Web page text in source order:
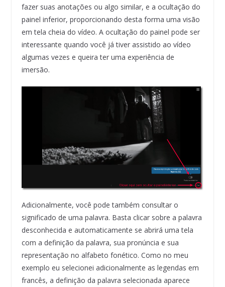
fazer suas anotações ou algo similar, e a ocultação do
painel inferior, proporcionando desta forma uma visão
em tela cheia do vídeo. A ocultação do painel pode ser
interessante quando você já tiver assistido ao vídeo
algumas vezes e queira ter uma experiência de
imersão.
Adicionalmente, você pode também consultar o
significado de uma palavra. Basta clicar sobre a palavra
desconhecida e automaticamente se abrirá uma tela
com a definição da palavra, sua pronúncia e sua
representação no alfabeto fonético. Como no meu
exemplo eu selecionei adicionalmente as legendas em
francês, a definição da palavra selecionada aparece